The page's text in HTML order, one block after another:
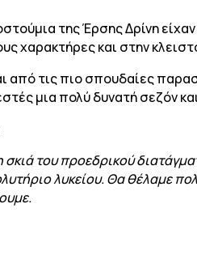
της Έρσης Δρίνη
χαρακτήρες και στην
από τις πιο σπουδαίες
μια πολύ δυνατή σεζόν
του προεδρικού
λυκείου. Θα θέλαμε